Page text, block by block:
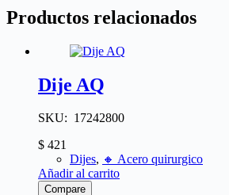
Productos relacionados
Dije AQ
SKU: 17242800
$ 421
Dijes, 🔸​ Acero quirurgico
Añadir al carrito
Compare